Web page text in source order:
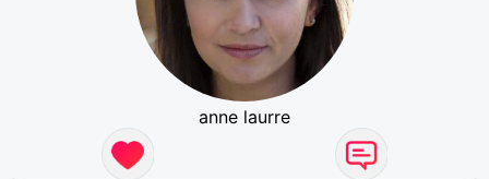
anne laurre